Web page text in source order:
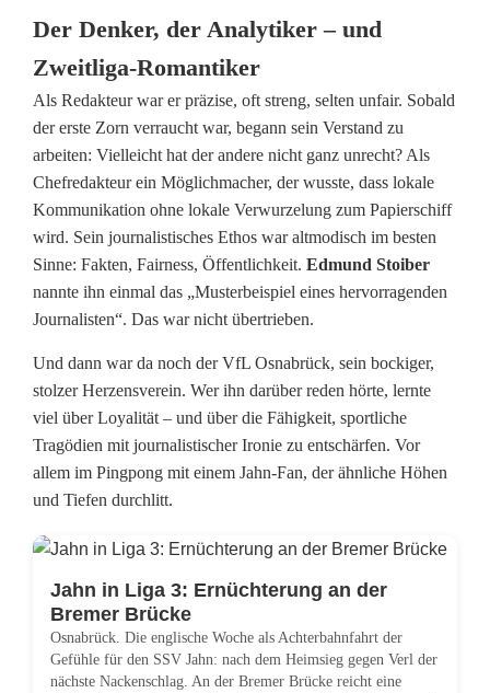
Der Denker, der Analytiker – und
Zweitliga-Romantiker
Als Redakteur war er präzise, oft streng, selten unfair. Sobald
der erste Zorn verraucht war, begann sein Verstand zu
arbeiten: Vielleicht hat der andere nicht ganz unrecht? Als
Chefredakteur ein Möglichmacher, der wusste, dass lokale
Kommunikation ohne lokale Verwurzelung zum Papierschiff
wird. Sein journalistisches Ethos war altmodisch im besten
Sinne: Fakten, Fairness, Öffentlichkeit. Edmund Stoiber
nannte ihn einmal das „Musterbeispiel eines hervorragenden
Journalisten“. Das war nicht übertrieben.
Und dann war da noch der VfL Osnabrück, sein bockiger,
stolzer Herzensverein. Wer ihn darüber reden hörte, lernte
viel über Loyalität – und über die Fähigkeit, sportliche
Tragödien mit journalistischer Ironie zu entschärfen. Vor
allem im Pingpong mit einem Jahn-Fan, der ähnliche Höhen
und Tiefen durchlitt.
Jahn in Liga 3: Ernüchterung an der
Bremer Brücke
Osnabrück. Die englische Woche als Achterbahnfahrt der
Gefühle für den SSV Jahn: nach dem Heimsieg gegen Verl der
nächste Nackenschlag. An der Bremer Brücke reicht eine